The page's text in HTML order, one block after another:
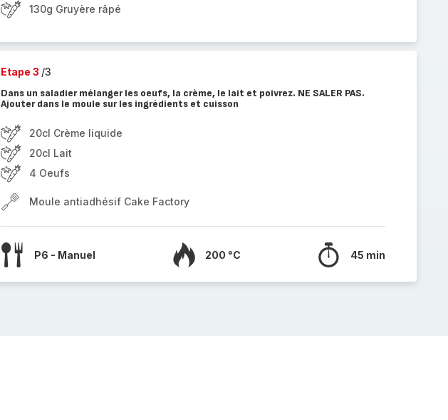
130g Gruyère râpé
Etape 3 /3
Dans un saladier mélanger les oeufs, la crème, le lait et poivrez. NE SALER PAS.
Ajouter dans le moule sur les ingrédients et cuisson
20cl Crème liquide
20cl Lait
4 Oeufs
Moule antiadhésif Cake Factory
P6 - Manuel 200 °C 45 min